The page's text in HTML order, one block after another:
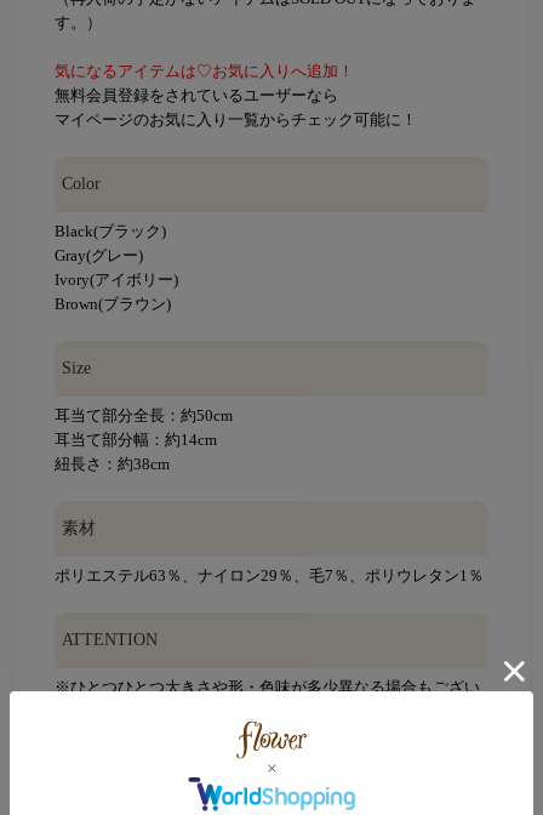
す。）
気になるアイテムは♡お気に入りへ追加！
無料会員登録をされているユーザーなら
マイページのお気に入り一覧からチェック可能に！
Color
Black(ブラック)
Gray(グレー)
Ivory(アイボリー)
Brown(ブラウン)
Size
耳当て部分全長：約50cm
耳当て部分幅：約14cm
紐長さ：約38cm
素材
ポリエステル63％、ナイロン29％、毛7％、ポリウレタン1％
ATTENTION
※ひとつひとつ大きさや形・色味が多少異なる場合もござい
※摩擦や引っ張り等により、破損する恐れがありますので、
丁寧にお取り扱い下さい。
※ご使用の際には周囲のものとの引っかかりにご注意下さ